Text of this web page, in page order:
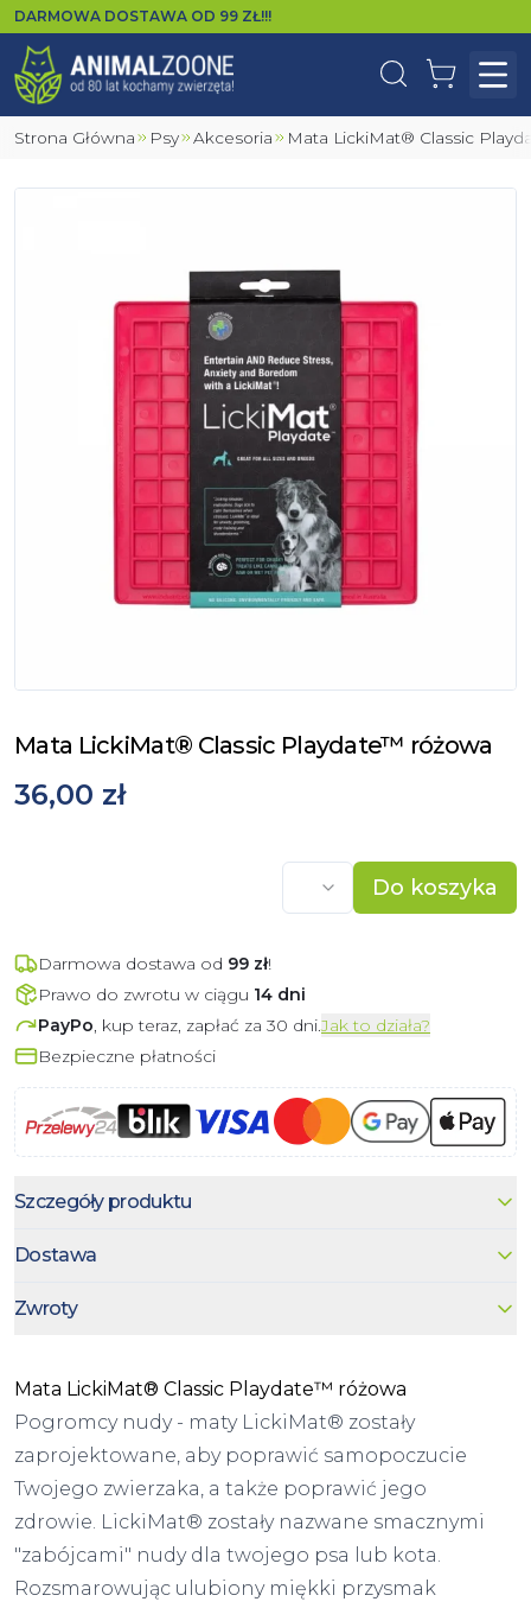
DARMOWA DOSTAWA OD 99 ZŁ!!!
WyszukajKoszyk
Strona Główna Psy Akcesoria Mata LickiMat® Classic
Mata LickiMat® Classic Playdate™ różowa
36,00 zł
Do koszyka
Darmowa dostawa od 99 zł!
Prawo do zwrotu w ciągu 14 dni
PayPo, kup teraz, zapłać za 30 dni.Jak to działa?
Bezpieczne płatności
Szczegóły produktu
Dostawa
Zwroty
Mata LickiMat® Classic Playdate™ różowa
Pogromcy nudy - maty LickiMat® zostały
zaprojektowane, aby poprawić samopoczucie
Twojego zwierzaka, a także poprawić jego
zdrowie. LickiMat® zostały nazwane smacznymi
"zabójcami" nudy dla twojego psa lub kota.
Rozsmarowując ulubiony miękki przysmak